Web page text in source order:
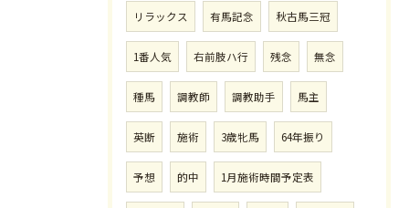
リラックス 有馬記念 秋古馬三冠
1番人気 右前肢ハ行 残念 無念
種馬 調教師 調教助手 馬主
英断 施術 3歳牝馬 64年振り
予想 的中 1月施術時間予定表